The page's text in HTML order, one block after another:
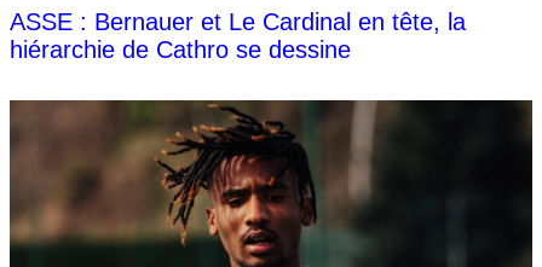
ASSE : Bernauer et Le Cardinal en tête, la
hiérarchie de Cathro se dessine